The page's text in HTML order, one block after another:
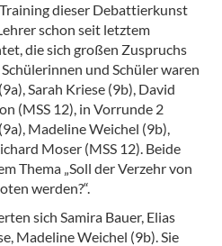
dieser Debattierkunst
schon seit letztem
die sich großen Zuspruchs
und Schüler waren
Sarah Kriese (9b), David
(MSS 12), in Vorrunde 2
Madeline Weichel (9b),
Moser (MSS 12). Beide
Thema „Soll der Verzehr von
werden?“.
sich Samira Bauer, Elias
Madeline Weichel (9b). Sie